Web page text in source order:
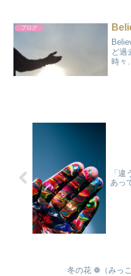
で育
た
ブログ
ど過
時々
「
あっ
冬の花 ❁（みっこ